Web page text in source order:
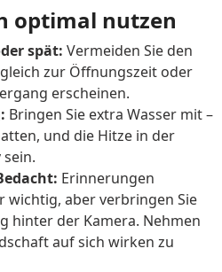
optimal nutzen
spät: Vermeiden Sie den
zur Öffnungszeit oder
erscheinen.
Bringen Sie extra Wasser mit –
und die Hitze in der
Erinnerungen
wichtig, aber verbringen Sie
hinter der Kamera. Nehmen
auf sich wirken zu